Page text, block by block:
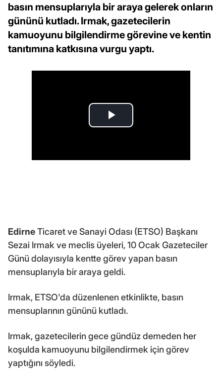
basın mensuplarıyla bir araya gelerek onların
gününü kutladı. Irmak, gazetecilerin
kamuoyunu bilgilendirme görevine ve kentin
tanıtımına katkısına vurgu yaptı.
EdirneTicaret ve Sanayi Odası (ETSO) Başkanı
Sezai Irmak ve meclis üyeleri, 10 Ocak Gazeteciler
Günü dolayısıyla kentte görev yapan basın
mensuplarıyla bir araya geldi.
Irmak, ETSO'da düzenlenen etkinlikte, basın
mensuplarının gününü kutladı.
Irmak, gazetecilerin gece gündüz demeden her
koşulda kamuoyunu bilgilendirmek için görev
yaptığını söyledi.